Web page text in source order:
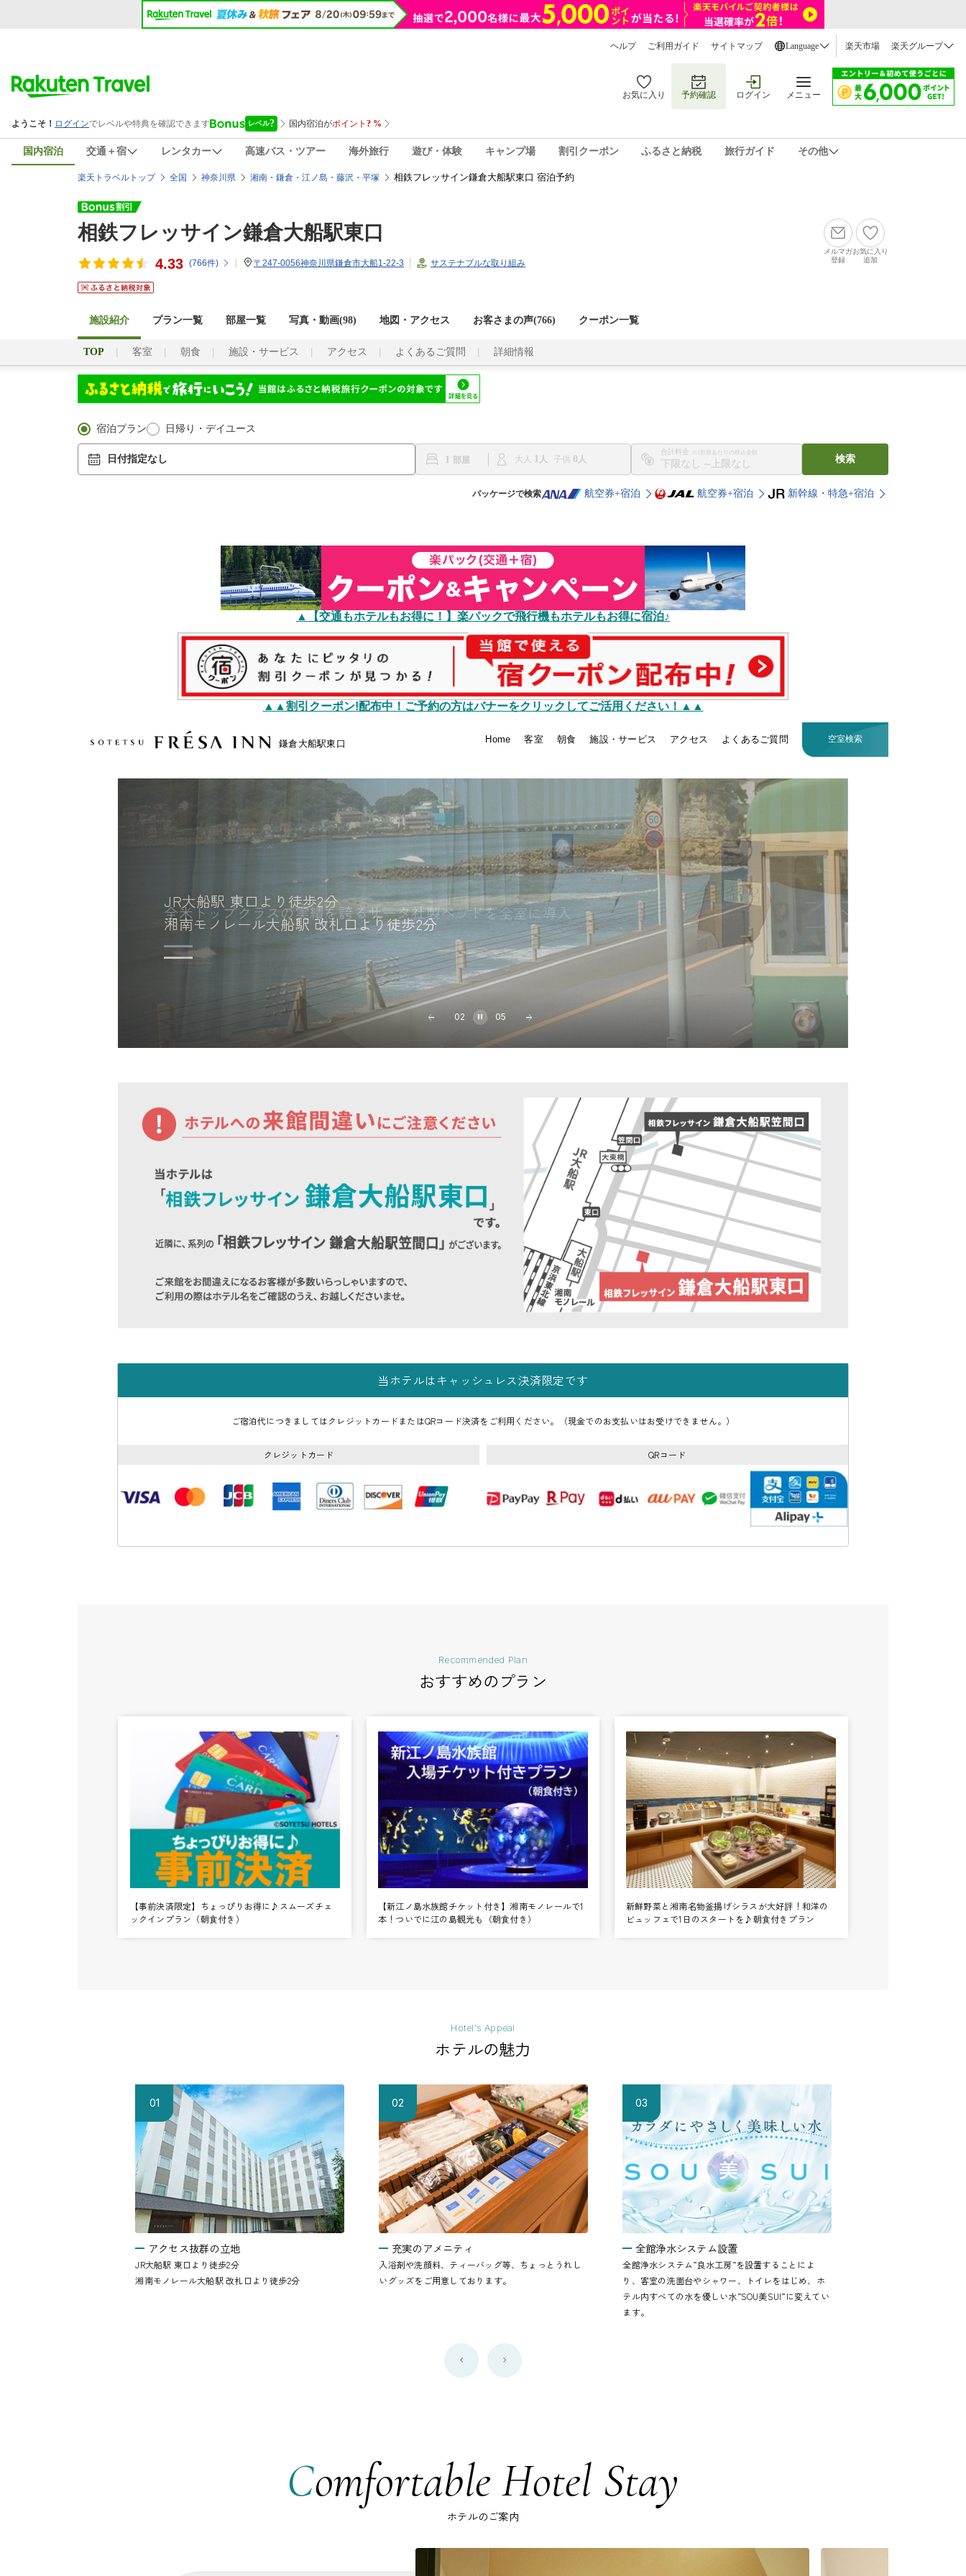
ヘルプ ご利用ガイド サイトマップ Language 楽天市場 楽天グループ
お気に入り 予約確認 ログイン メニュー
国内宿泊 交通＋宿 レンタカー 高速バス・ツアー 海外旅行 遊び・体験 キャンプ場 割引クーポン ふるさと納税 旅行ガイド その他
楽天トラベルトップ 全国 神奈川県 湘南・鎌倉・江ノ島・藤沢・平塚 相鉄フレッサイン鎌倉大船駅東口 宿泊予約
相鉄フレッサイン鎌倉大船駅東口
4.33 (766件) 〒247-0056神奈川県鎌倉市大船1-22-3 サステナブルな取り組み
メルマガ
登録
お気に入り
追加
施設紹介 プラン一覧 部屋一覧 写真・動画(98) 地図・アクセス お客さまの声(766) クーポン一覧
TOP 客室 朝食 施設・サービス アクセス よくあるご質問 詳細情報
宿泊プラン 日帰り・デイユース
日付指定なし 1 大人 1 子供 0
合計料金 ※1部屋あたりの税込金額
〜
検索
パッケージで検索 航空券+宿泊 航空券+宿泊 新幹線・特急+宿泊
▲【交通もホテルもお得に！】楽パックで飛行機もホテルもお得に宿泊♪
▲▲割引クーポン!配布中！ご予約の方はバナーをクリックしてご活用ください！▲▲
鎌倉大船駅東口 Home 客室 朝食 施設・サービス アクセス よくあるご質問 空室検索